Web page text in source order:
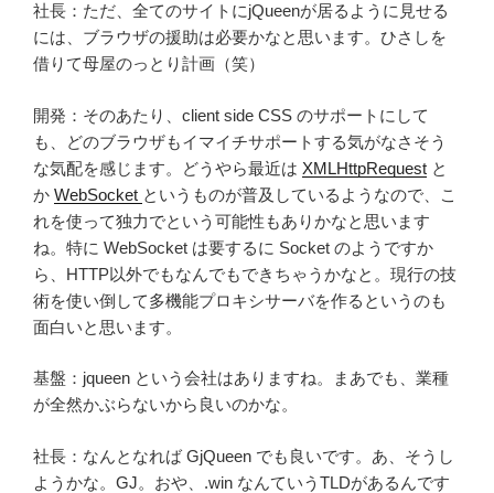
社長：ただ、全てのサイトにjQueenが居るように見せる
には、ブラウザの援助は必要かなと思います。ひさしを
借りて母屋のっとり計画（笑）
開発：そのあたり、client side CSS のサポートにして
も、どのブラウザもイマイチサポートする気がなさそう
な気配を感じます。どうやら最近は XMLHttpRequest と
か WebSocket というものが普及しているようなので、こ
れを使って独力でという可能性もありかなと思います
ね。特に WebSocket は要するに Socket のようですか
ら、HTTP以外でもなんでもできちゃうかなと。現行の技
術を使い倒して多機能プロキシサーバを作るというのも
面白いと思います。
基盤：jqueen という会社はありますね。まあでも、業種
が全然かぶらないから良いのかな。
社長：なんとなれば GjQueen でも良いです。あ、そうし
ようかな。GJ。おや、.win なんていうTLDがあるんです